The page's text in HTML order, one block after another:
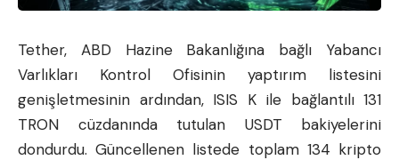
Tether, ABD Hazine Bakanlığına bağlı Yabancı
Varlıkları Kontrol Ofisinin yaptırım listesini
genişletmesinin ardından, ISIS K ile bağlantılı 131
TRON cüzdanında tutulan USDT bakiyelerini
dondurdu. Güncellenen listede toplam 134 kripto